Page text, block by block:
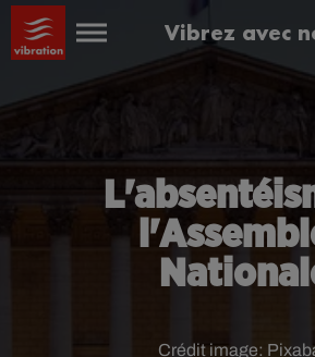
Vibrez avec
Crédit image: